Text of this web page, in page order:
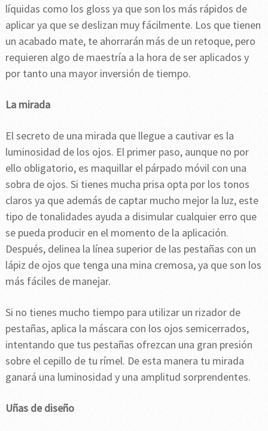
líquidas como los gloss ya que son los más rápidos de
aplicar ya que se deslizan muy fácilmente. Los que tienen
un acabado mate, te ahorrarán más de un retoque, pero
requieren algo de maestría a la hora de ser aplicados y
por tanto una mayor inversión de tiempo.
La mirada
El secreto de una mirada que llegue a cautivar es la
luminosidad de los ojos. El primer paso, aunque no por
ello obligatorio, es maquillar el párpado móvil con una
sobra de ojos. Si tienes mucha prisa opta por los tonos
claros ya que además de captar mucho mejor la luz, este
tipo de tonalidades ayuda a disimular cualquier erro que
se pueda producir en el momento de la aplicación.
Después, delinea la línea superior de las pestañas con un
lápiz de ojos que tenga una mina cremosa, ya que son los
más fáciles de manejar.
Si no tienes mucho tiempo para utilizar un rizador de
pestañas, aplica la máscara con los ojos semicerrados,
intentando que tus pestañas ofrezcan una gran presión
sobre el cepillo de tu rímel. De esta manera tu mirada
ganará una luminosidad y una amplitud sorprendentes.
Uñas de diseño